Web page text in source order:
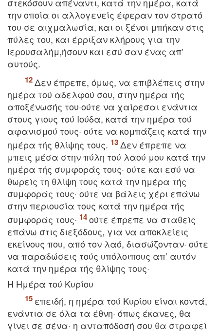
την οποία οι αλλογενείς έφεραν τον στρατό
του σε αιχμαλωσία, και οι ξένοι μπήκαν στις
πύλες του, και έρριξαν κλήρους για την
Iερουσαλήμ,ήσουν και εσύ σαν ένας απ’
αυτούς.
Δεν έπρεπε, όμως, να επιβλέπεις στην
ημέρα τού αδελφού σου, στην ημέρα τής
αποξένωσής του·ούτε να χαίρεσαι ενάντια
στους γιους τού Iούδα, κατά την ημέρα τού
αφανισμού τους· ούτε να κομπάζεις κατά την
ημέρα τής θλίψης τους.
Δεν έπρεπε να
μπεις μέσα στην πύλη τού λαού μου κατά την
ημέρα τής συμφοράς τους· ούτε και εσύ να
θωρείς τη θλίψη τους κατά την ημέρα τής
συμφοράς τους· ούτε να βάλεις χέρι επάνω
στην περιουσία τους κατά την ημέρα τής
συμφοράς τους·
ούτε έπρεπε να σταθείς
επάνω στις διεξόδους, για να αποκλείεις
εκείνους που, από τον λαό, διασώζονταν· ούτε
να παραδώσεις τούς υπόλοιπους απ’ αυτόν
κατά την ημέρα τής θλίψης τους·
H Hμέρα τού Kυρίου
επειδή, η ημέρα τού Kυρίου είναι κοντά,
ενάντια σε όλα τα έθνη· όπως έκανες, θα
γίνει σε σένα· η ανταπόδοσή σου θα στραφεί